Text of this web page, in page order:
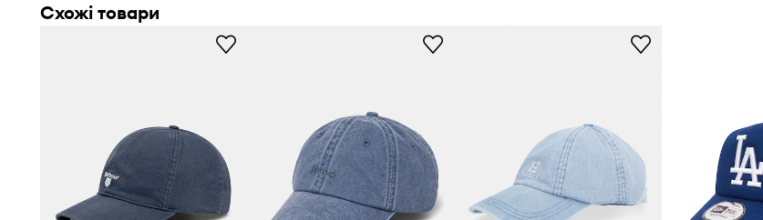
Регульована застібка strapback
дозволяє індивідуально підлаштувати під
пляжного стилю
Декоративні вишивки
з логотипом бренду додають виробу характерного
вигляду
ID Товару
Схожі товари